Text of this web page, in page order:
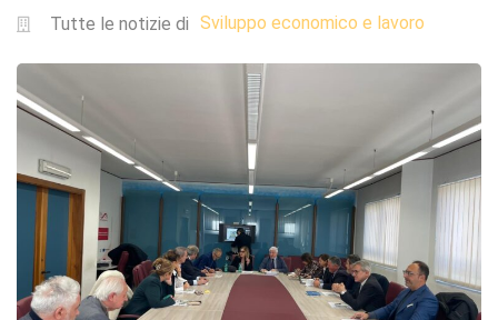
Tutte le notizie di Sviluppo economico e lavoro